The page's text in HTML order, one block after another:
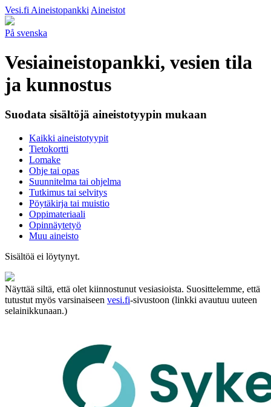
Vesi.fi Aineistopankki Aineistot
På svenska
Vesiaineistopankki, vesien tila
ja kunnostus
Suodata sisältöjä aineistotyypin mukaan
Kaikki aineistotyypit
Tietokortti
Lomake
Ohje tai opas
Suunnitelma tai ohjelma
Tutkimus tai selvitys
Pöytäkirja tai muistio
Oppimateriaali
Opinnäytetyö
Muu aineisto
Sisältöä ei löytynyt.
Näyttää siltä, että olet kiinnostunut vesiasioista. Suosittelemme, että
tutustut myös varsinaiseen vesi.fi-sivustoon (linkki avautuu uuteen
selainikkunaan.)